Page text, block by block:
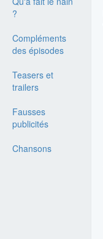
?
Compléments
des épisodes
Teasers et
trailers
Fausses
publicités
Chansons